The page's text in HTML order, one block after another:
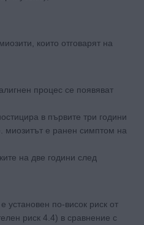
които отговарят на
процес се появяват
в първите три години
миозитът е ранен симптом на
на две години след
установен по-висок риск от
риск 4.4) в сравнение с